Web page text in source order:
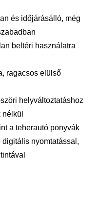
és időjárásálló, még
beltéri használatra
ragacsos elülső
helyváltoztatáshoz
a teherautó ponyvák
nyomtatással,